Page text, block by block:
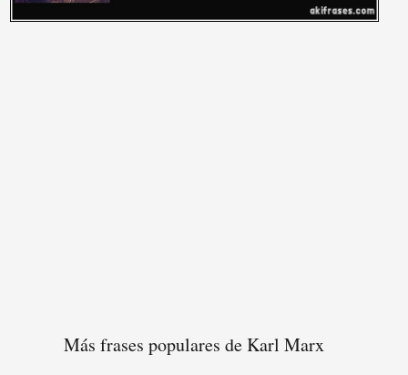
Más frases populares de Karl Marx